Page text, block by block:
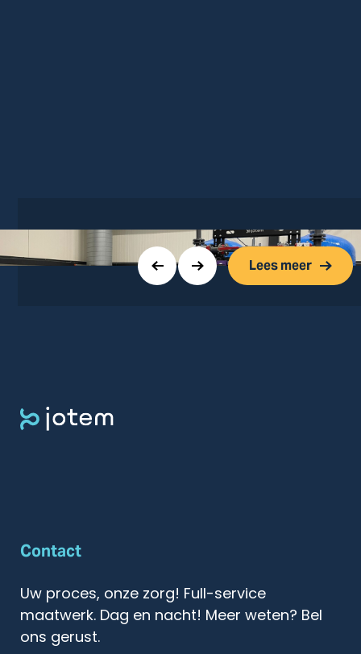
Lees meer
Contact
Uw proces, onze zorg! Full-service
maatwerk. Dag en nacht! Meer weten? Bel
ons gerust.